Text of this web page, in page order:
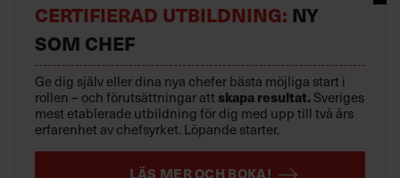
CERTIFIERAD UTBILDNING: NY
SOM CHEF
Ge dig själv eller dina nya chefer bästa möjliga start i
rollen – och förutsättningar att skapa resultat. Sveriges
mest etablerade utbildning för dig med upp till två års
erfarenhet av chefsyrket. Löpande starter.
LÄS MER OCH BOKA!